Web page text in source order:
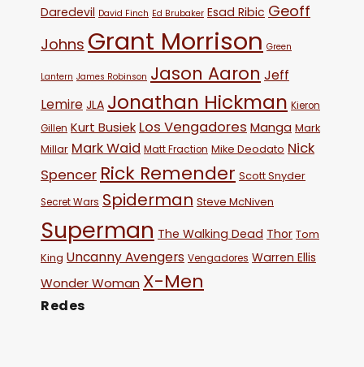
Daredevil David Finch Ed Brubaker Esad Ribic Geoff
Johns Grant Morrison Green
Lantern James Robinson Jason Aaron Jeff
Lemire JLA Jonathan Hickman Kieron
Gillen Kurt Busiek Los Vengadores Manga Mark
Millar Mark Waid Matt Fraction Mike Deodato Nick
Spencer Rick Remender Scott Snyder
Secret Wars Spiderman Steve McNiven
Superman The Walking Dead Thor Tom
King Uncanny Avengers Vengadores Warren Ellis
Wonder Woman X-Men
Redes